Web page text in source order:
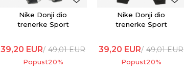
Nike Donji dio
trenerke Sport
39,20 EUR 49,01EUR
Popust20%
Nike Donji dio
trenerke Sport
39,20 EUR 49,01EUR
Popust20%